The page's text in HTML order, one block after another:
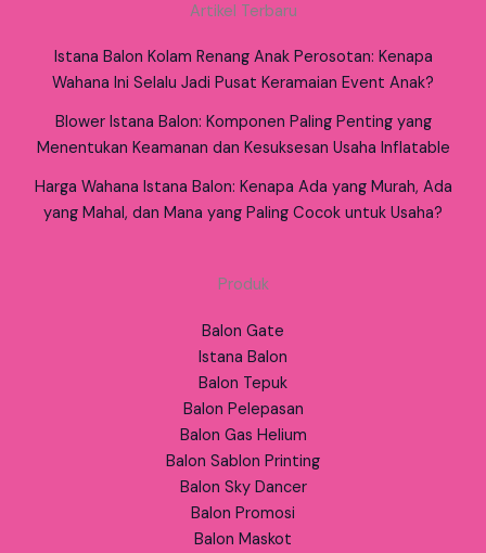
Artikel Terbaru
Istana Balon Kolam Renang Anak Perosotan: Kenapa
Wahana Ini Selalu Jadi Pusat Keramaian Event Anak?
Blower Istana Balon: Komponen Paling Penting yang
Menentukan Keamanan dan Kesuksesan Usaha Inflatable
Harga Wahana Istana Balon: Kenapa Ada yang Murah, Ada
yang Mahal, dan Mana yang Paling Cocok untuk Usaha?
Produk
Balon Gate
Istana Balon
Balon Tepuk
Balon Pelepasan
Balon Gas Helium
Balon Sablon Printing
Balon Sky Dancer
Balon Promosi
Balon Maskot